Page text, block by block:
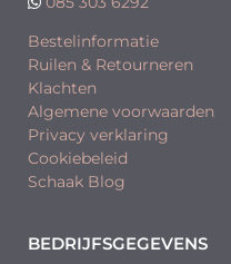
Bestelinformatie
Ruilen & Retourneren
Klachten
Algemene voorwaarden
Privacy verklaring
Cookiebeleid
Schaak Blog
BEDRIJFSGEGEVENS